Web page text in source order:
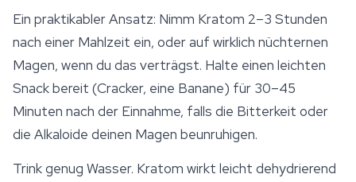
Ein praktikabler Ansatz: Nimm Kratom 2–3 Stunden
nach einer Mahlzeit ein, oder auf wirklich nüchternen
Magen, wenn du das verträgst. Halte einen leichten
Snack bereit (Cracker, eine Banane) für 30–45
Minuten nach der Einnahme, falls die Bitterkeit oder
die Alkaloide deinen Magen beunruhigen.
Trink genug Wasser. Kratom wirkt leicht dehydrierend